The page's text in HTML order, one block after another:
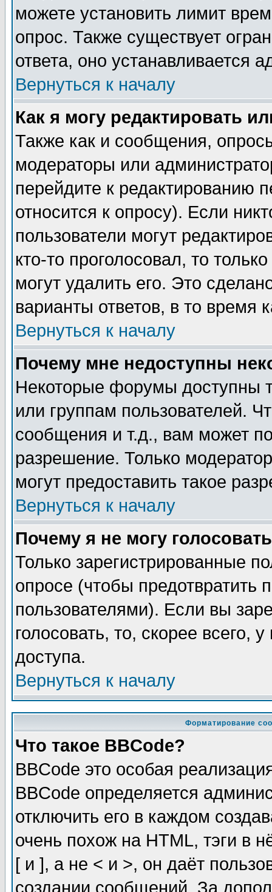
можете установить лимит
опрос. Также существует
ответа, оно устанавливается
Вернуться к началу
Как я могу редактировать
Также как и сообщения,
модераторы или
перейдите к редактированию
относится к опросу). Если
пользователи могут
кто-то проголосовал, то
могут удалить его. Это
варианты ответов, в то время
Вернуться к началу
Почему мне недоступны
Некоторые форумы доступны
или группам пользователей.
сообщения и т.д., вам может
разрешение. Только
могут предоставить такое
Вернуться к началу
Почему я не могу
Только зарегистрированные
опросе (чтобы предотвратить
пользователями). Если вы
голосовать, то, скорее всего,
доступа.
Вернуться к началу
Форматирование
Что такое BBCode?
BBCode это особая
BBCode определяется
отключить его в каждом
очень похож на HTML, тэги в
[ и ], а не < и >, он даёт
создании сообщений. За